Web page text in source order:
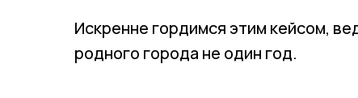
Искренне гордимся этим кейсом,
родного города не один год.